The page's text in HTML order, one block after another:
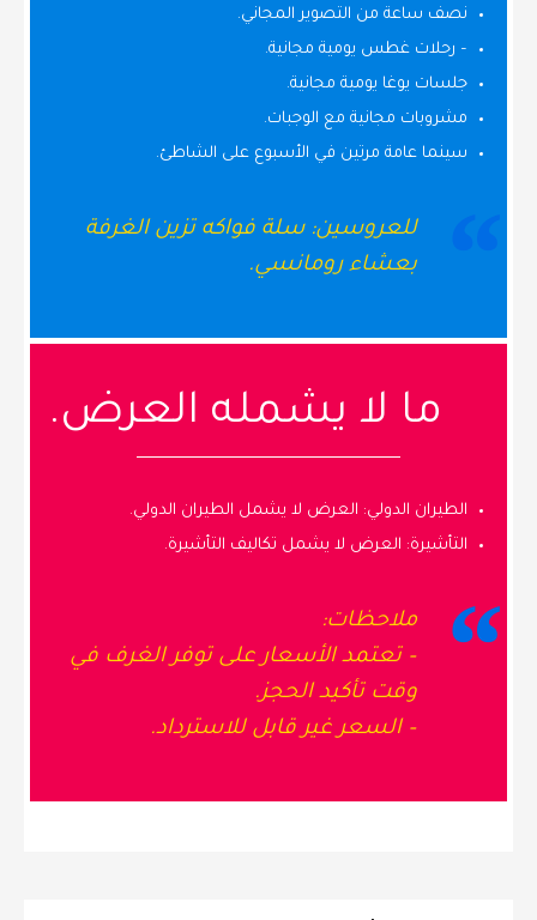
نصف ساعة من التصوير المجاني.
– رحلات غطس يومية مجانية.
جلسات يوغا يومية مجانية.
مشروبات مجانية مع الوجبات.
سينما عامة مرتين في الأسبوع على الشاطئ.
للعروسين: سلة فواكه تزين الغرفة
بعشاء رومانسي.
ما لا يشمله العرض.
الطيران الدولي: العرض لا يشمل الطيران الدولي.
التأشيرة: العرض لا يشمل تكاليف التأشيرة.
ملاحظات:
– تعتمد الأسعار على توفر الغرف في
وقت تأكيد الحجز.
– السعر غير قابل للاسترداد.